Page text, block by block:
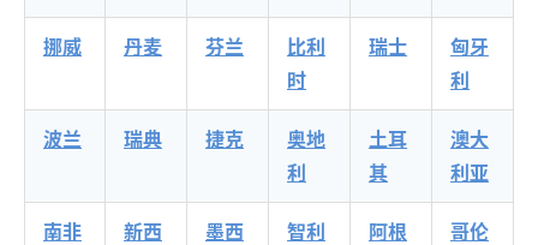
挪威 丹麦 芬兰
比利
时
瑞士
匈牙
利
波兰 瑞典 捷克
奥地
利
土耳
其
澳大
利亚
南非
新西
墨西
智利
阿根
哥伦